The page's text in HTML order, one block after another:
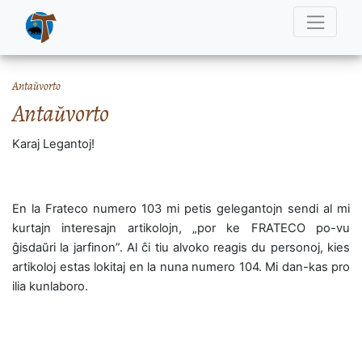
Antaŭvorto
Antaŭvorto
Karaj Legantoj!
En la Frateco numero 103 mi petis gelegantojn sendi al mi
kurtajn interesajn artikolojn, „por ke FRATECO po-vu
ĝisdaŭri la jarfinon”. Al ĉi tiu alvoko reagis du personoj, kies
artikoloj estas lokitaj en la nuna numero 104. Mi dan-kas pro
ilia kunlaboro.